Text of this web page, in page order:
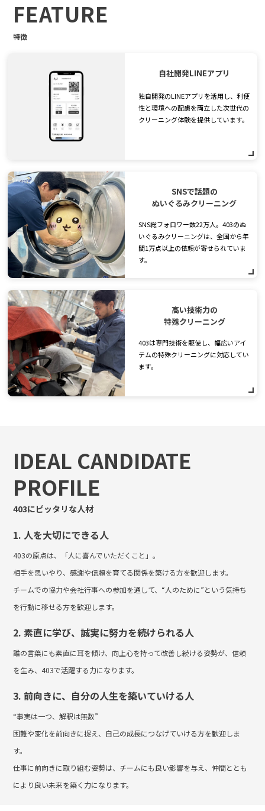
FEATURE
特徴
自社開発LINEアプリ
独自開発のLINEアプリを活用し、利便
性と環境への配慮を両立した次世代の
クリーニング体験を提供しています。
SNSで話題の
ぬいぐるみクリーニング
SNS総フォロワー数22万人。403のぬ
いぐるみクリーニングは、全国から年
間1万点以上の依頼が寄せられていま
す。
高い技術力の
特殊クリーニング
403は専門技術を駆使し、幅広いアイ
テムの特殊クリーニングに対応してい
ます。
IDEAL CANDIDATE
PROFILE
403にピッタリな人材
1. 人を大切にできる人
403の原点は、「人に喜んでいただくこと」。
相手を思いやり、感謝や信頼を育てる関係を築ける方を歓迎します。
チームでの協力や会社行事への参加を通して、“人のために”という気持ち
を行動に移せる方を歓迎します。
2. 素直に学び、誠実に努力を続けられる人
誰の言葉にも素直に耳を傾け、向上心を持って改善し続ける姿勢が、信頼
を生み、403で活躍する力になります。
3. 前向きに、自分の人生を築いていける人
“事実は一つ、解釈は無数”
困難や変化を前向きに捉え、自己の成長につなげていける方を歓迎しま
す。
仕事に前向きに取り組む姿勢は、チームにも良い影響を与え、仲間ととも
により良い未来を築く力になります。